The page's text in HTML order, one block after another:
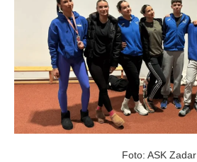
Foto: ASK Zadar